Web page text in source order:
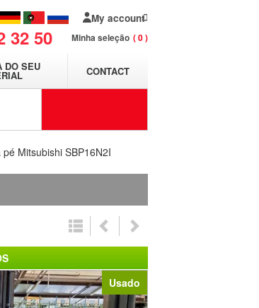
32 50
My account
Minha seleção 0
DO SEU CONTACT
Mitsubishi SBP16N2I
Usado